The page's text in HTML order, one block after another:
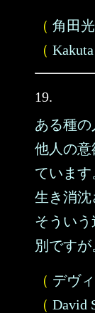
（ 角田
（
19.
ある種の
他人の意
ています
生き消沈
そうい
別ですが
（ デヴ
（ David